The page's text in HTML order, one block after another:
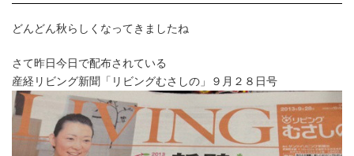
どんどん秋らしくなってきましたね
さて昨日今日で配布されている
産経リビング新聞「リビングむさしの」９月２８日号